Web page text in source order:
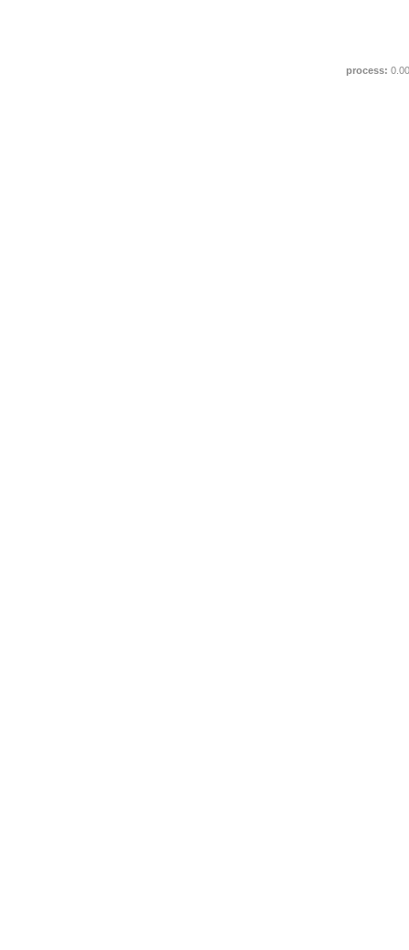
process: